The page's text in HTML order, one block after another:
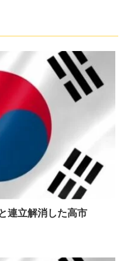
連立解消した高市